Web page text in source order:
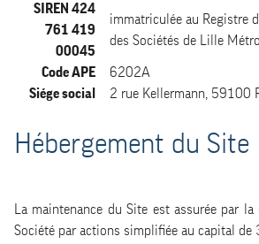
SIREN 424
761 419
00045
immatriculée au Registre
des Sociétés de Lille
Code APE
6202A
Siége social
2 rue Kellermann, 59100
Hébergement du Site
La maintenance du Site est assurée par la
Société par actions simplifiée au capital